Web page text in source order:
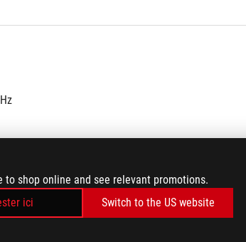
to shop online and see relevant promotions.
ici
Switch to the US website
ROG Paracord